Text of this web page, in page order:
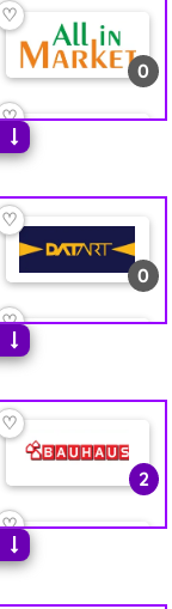
0
♡
♡
4
♡
♡
1
♡
♡
0
♡
♡
0
♡
♡
2
♡
♡